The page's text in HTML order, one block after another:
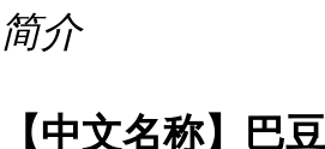
简介
【中文名称】巴